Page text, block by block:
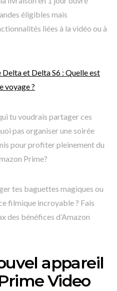
éligibles mais
liées à la vidéo ou à
et Delta S6 : Quelle est
voyage ?
tu voudrais partager ces
pas organiser une soirée
pour profiter pleinement du
Prime?
tes baguettes magiques ou
filmique incroyable ? Fais
des bénéfices d’Amazon
appareil
Video